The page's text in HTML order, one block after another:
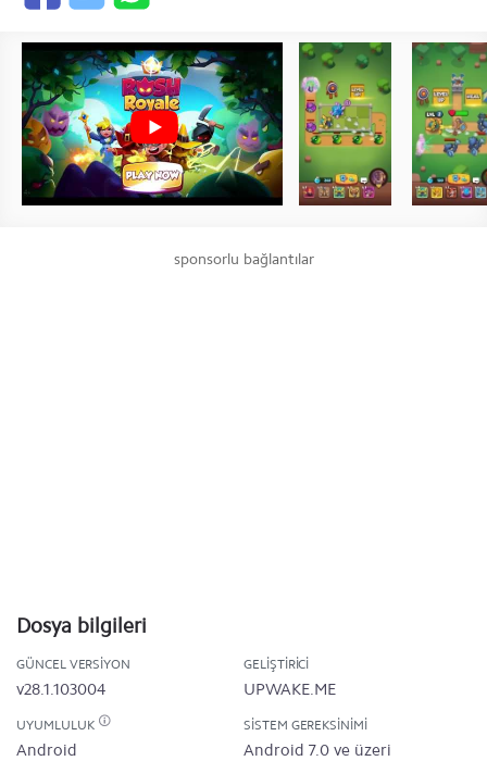
sponsorlu bağlantılar
Dosya bilgileri
GÜNCEL VERSIYON
v28.1.103004
GELIŞTIRICI
UPWAKE.ME
UYUMLULUK
Android
SISTEM GEREKSINIMI
Android 7.0 ve üzeri